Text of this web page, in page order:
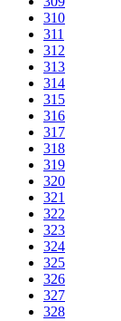
310
311
312
313
314
315
316
317
318
319
320
321
322
323
324
325
326
327
328